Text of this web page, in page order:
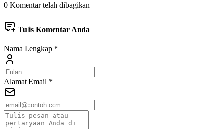
0 Komentar telah dibagikan
Tulis Komentar Anda
Nama Lengkap *
Alamat Email *